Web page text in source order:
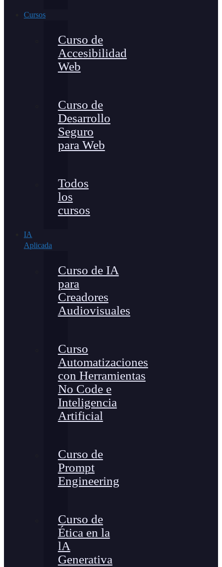
Cursos
Curso de
Accesibilidad
Web
Curso de
Desarrollo
Seguro
para Web
Todos
los
cursos
IA
Aplicada
Curso de IA
para
Creadores
Audiovisuales
Curso
Automatizaciones
con Herramientas
No Code e
Inteligencia
Artificial
Curso de
Prompt
Engineering
Curso de
Ética en la
lA
Generativa